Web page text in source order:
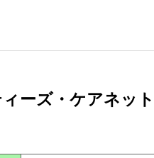
ーズ・ケアネッ